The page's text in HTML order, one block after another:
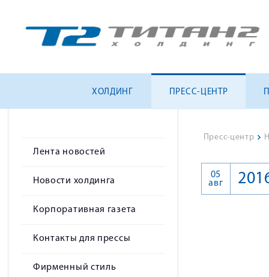
ХОЛДИНГ ПРЕСС-ЦЕНТР
Лента новостей
Новости холдинга
Корпоративная газета
Контакты для прессы
Фирменный стиль
Пресс-центр >
05
авг